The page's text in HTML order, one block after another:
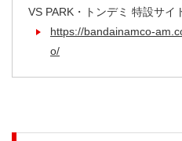
VS PARK・トンデミ 特設サイ
https://bandainamco-
o/